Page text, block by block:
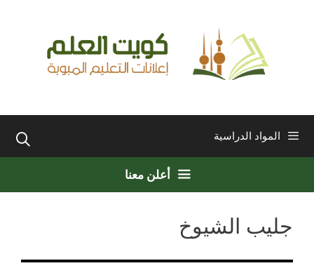
المواد الدراسية
أعلن معنا
جليب الشيوخ